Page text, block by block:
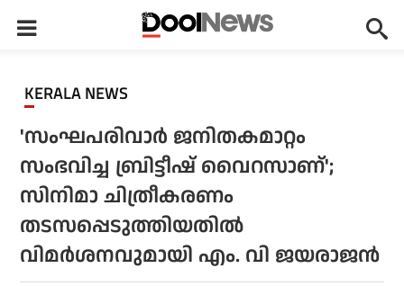
KERALA NEWS
'സംഘപരിവാര്‍ ജനിതകമാറ്റം
സംഭവിച്ച ബ്രിട്ടീഷ് വൈറസാണ്';
സിനിമാ ചിത്രീകരണം
തടസപ്പെടുത്തിയതില്‍
വിമര്‍ശനവുമായി എം. വി ജയരാജന്‍